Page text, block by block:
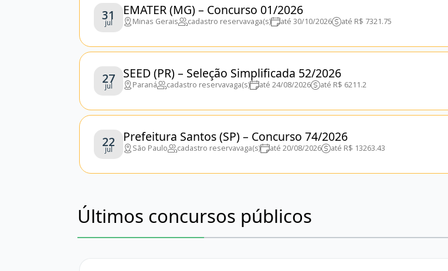
31
jul
EMATER (MG) – Concurso 01/2026
Minas Gerais cadastro reservavaga(s) até 30/10/2026 até R$ 7321.75
27
jul
SEED (PR) – Seleção Simplificada 52/2026
Paraná cadastro reservavaga(s) até 24/08/2026 até R$ 6211.2
22
jul
Prefeitura Santos (SP) – Concurso 74/2026
São Paulo cadastro reservavaga(s) até 20/08/2026 até R$ 13263.43
Últimos concursos públicos